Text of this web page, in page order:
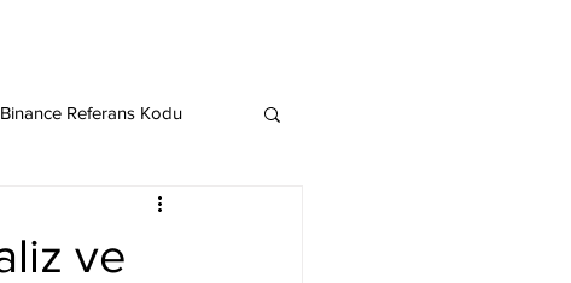
Binance Referans Kodu
ve